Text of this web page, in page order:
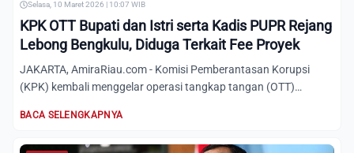
Selasa, 10 Maret 2026 | 10:07 WIB
KPK OTT Bupati dan Istri serta Kadis PUPR Rejang
Lebong Bengkulu, Diduga Terkait Fee Proyek
JAKARTA, AmiraRiau.com - Komisi Pemberantasan Korupsi
(KPK) kembali menggelar operasi tangkap tangan (OTT)
BACA SELENGKAPNYA